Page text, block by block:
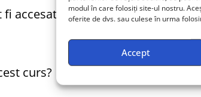
modul în care folosiți site-ul nostru.
oferite de dvs. sau culese în urma
Accept
accesate după finalizarea
curs?